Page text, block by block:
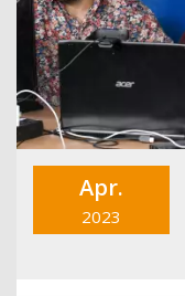
Apr.
2023